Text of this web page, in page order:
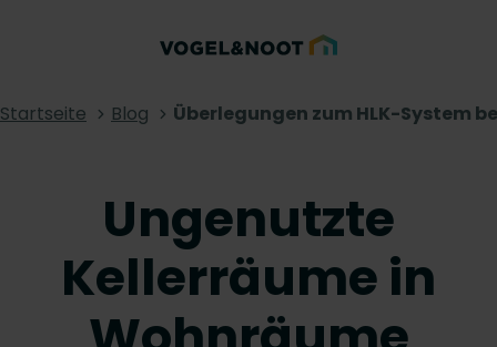
Startseite Blog Überlegungen zum HLK-System
Ungenutzte
Kellerräume in